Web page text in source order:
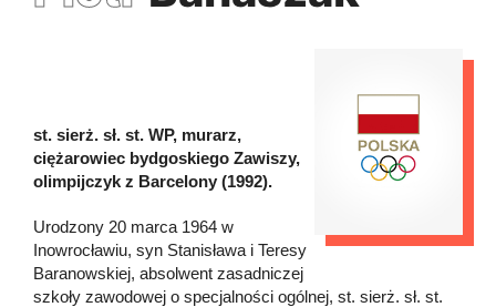
st. sierż. sł. st. WP, murarz,
ciężarowiec bydgoskiego Zawiszy,
olimpijczyk z Barcelony (1992).
Urodzony 20 marca 1964 w
Inowrocławiu, syn Stanisława i Teresy
Baranowskiej, absolwent zasadniczej
szkoły zawodowej o specjalności ogólnej, st. sierż. sł. st.